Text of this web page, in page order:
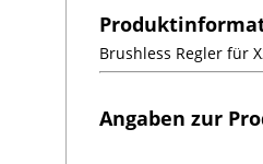
Brushless Regler für
Angaben zur